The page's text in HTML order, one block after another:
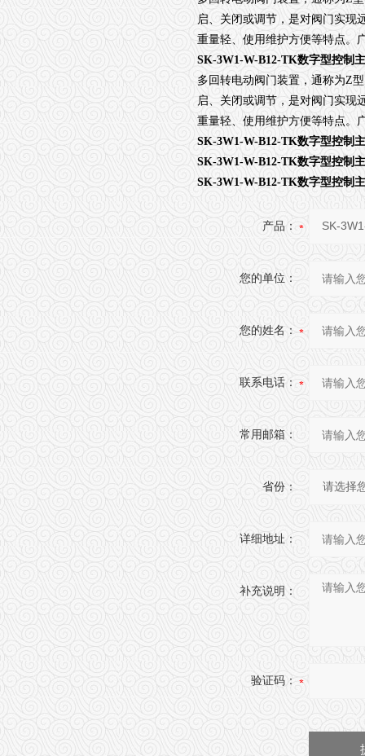
启、关闭或调节，是对阀门实现
重量轻、使用维护方便等特点。
SK-3W1-W-B12-TK数字型控制
多回转电动阀门装置，通称为Z
启、关闭或调节，是对阀门实现
重量轻、使用维护方便等特点。
SK-3W1-W-B12-TK数字型控制
SK-3W1-W-B12-TK数字型控制
SK-3W1-W-B12-TK数字型控制
产品：
您的单位：
您的姓名：
联系电话：
常用邮箱：
省份：
详细地址：
补充说明：
验证码：